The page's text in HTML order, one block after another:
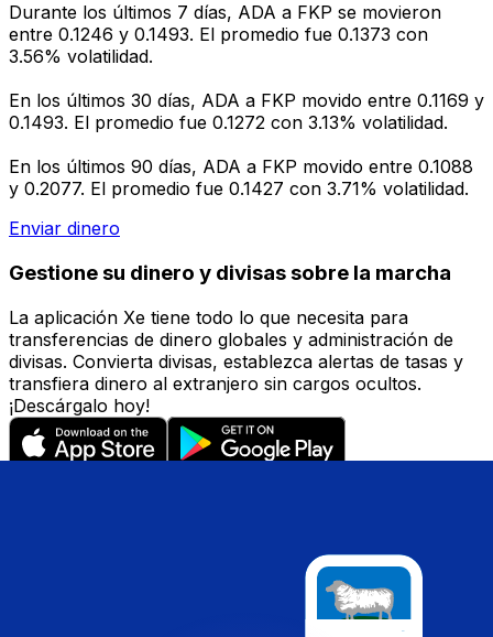
Durante los últimos 7 días, ADA a FKP se movieron
entre 0.1246 y 0.1493. El promedio fue 0.1373 con
3.56% volatilidad.
En los últimos 30 días, ADA a FKP movido entre 0.1169 y
0.1493. El promedio fue 0.1272 con 3.13% volatilidad.
En los últimos 90 días, ADA a FKP movido entre 0.1088
y 0.2077. El promedio fue 0.1427 con 3.71% volatilidad.
Enviar dinero
Gestione su dinero y divisas sobre la marcha
La aplicación Xe tiene todo lo que necesita para
transferencias de dinero globales y administración de
divisas. Convierta divisas, establezca alertas de tasas y
transfiera dinero al extranjero sin cargos ocultos.
¡Descárgalo hoy!